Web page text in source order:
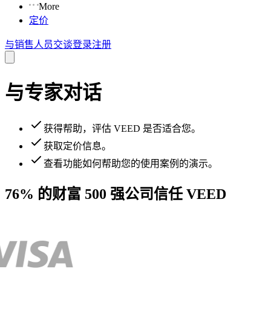
More
定价
与销售人员交谈登录注册
与专家对话
获得帮助，评估 VEED 是否适合您。
获取定价信息。
查看功能如何帮助您的使用案例的演示。
76% 的财富 500 强公司信任 VEED